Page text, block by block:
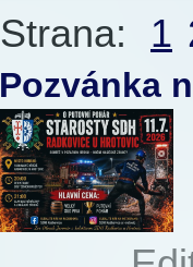
Strana: 1
Pozvánka